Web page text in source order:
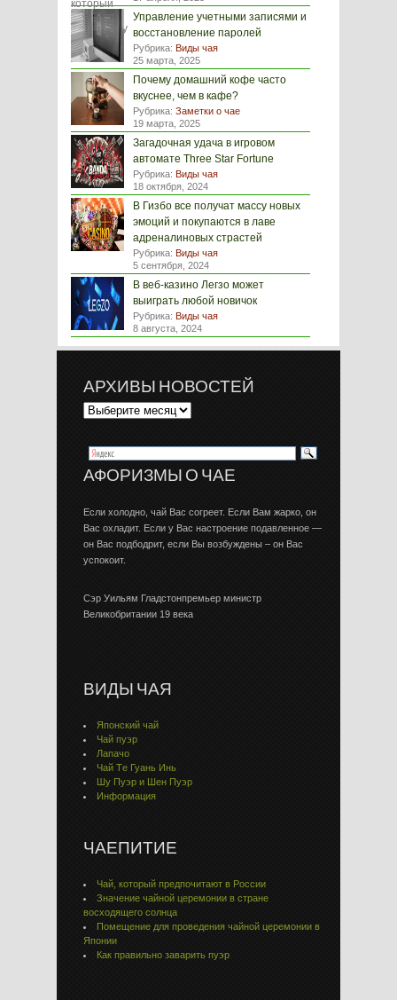
Управление учетными записями и
восстановление паролей
Рубрика: Виды чая
25 марта, 2025
Почему домашний кофе часто
вкуснее, чем в кафе?
Рубрика: Заметки о чае
19 марта, 2025
Загадочная удача в игровом
автомате Three Star Fortune
Рубрика: Виды чая
18 октября, 2024
В Гизбо все получат массу новых
эмоций и покупаются в лаве
адреналиновых страстей
Рубрика: Виды чая
5 сентября, 2024
В веб-казино Легзо может
выиграть любой новичок
Рубрика: Виды чая
8 августа, 2024
АРХИВЫ НОВОСТЕЙ
АФОРИЗМЫ О ЧАЕ
Если холодно, чай Вас согреет. Если Вам жарко, он
Вас охладит. Если у Вас настроение подавленное —
он Вас подбодрит, если Вы возбуждены – он Вас
успокоит.
Сэр Уильям Гладстонпремьер министр
Великобритании 19 века
ВИДЫ ЧАЯ
Японский чай
Чай пуэр
Лапачо
Чай Тe Гуaнь Инь
Шу Пуэр и Шен Пуэр
Информация
ЧАЕПИТИЕ
Чай, который предпочитают в России
Значение чайной церемонии в стране
восходящего солнца
Помещение для проведения чайной церемонии в
Японии
Как правильно заварить пуэр